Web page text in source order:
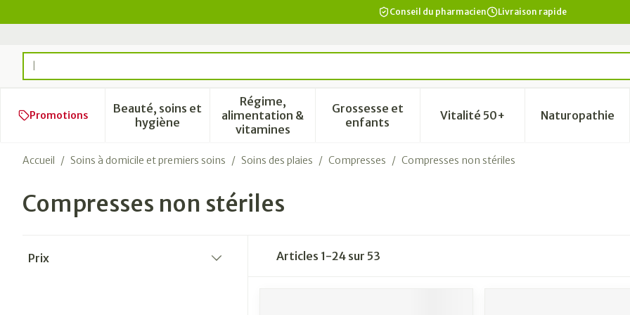
Conseil du pharmacien Livraison rapide
Rechercher
Promotions
Beauté, soins et
hygièneAfficher le sous-menu pour la catégorie Beauté, soins et hygiène
Régime,
alimentation &
vitamines
Afficher le sous-menu pour la catégorie Régime, alimentation &
Grossesse et
enfantsAfficher le sous-menu pour la catégorie
Vitalité 50+Afficher le sous-menu pour
Naturopathie
Afficher
Accueil / Soins à domicile et premiers soins / Soins des plaies / Compresses / Compresses non stériles
Compresses non stériles
Prix
Articles 1-24 sur 53